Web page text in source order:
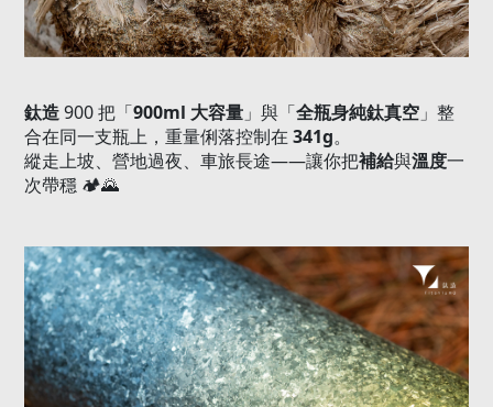
鈦造900把「900ml 大容量 」與「全瓶身純鈦真空 」整
合在同一支瓶上，重量俐落控制在 341g。
縱走上坡、營地過夜、車旅長途——讓你把補給與溫度一
次帶穩 🏕️🌄